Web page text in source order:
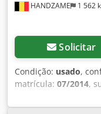
HANDZAME 1 562
Solicitar
Condição: usado,
matrícula: 07/2014,
,
fabrico:2014,